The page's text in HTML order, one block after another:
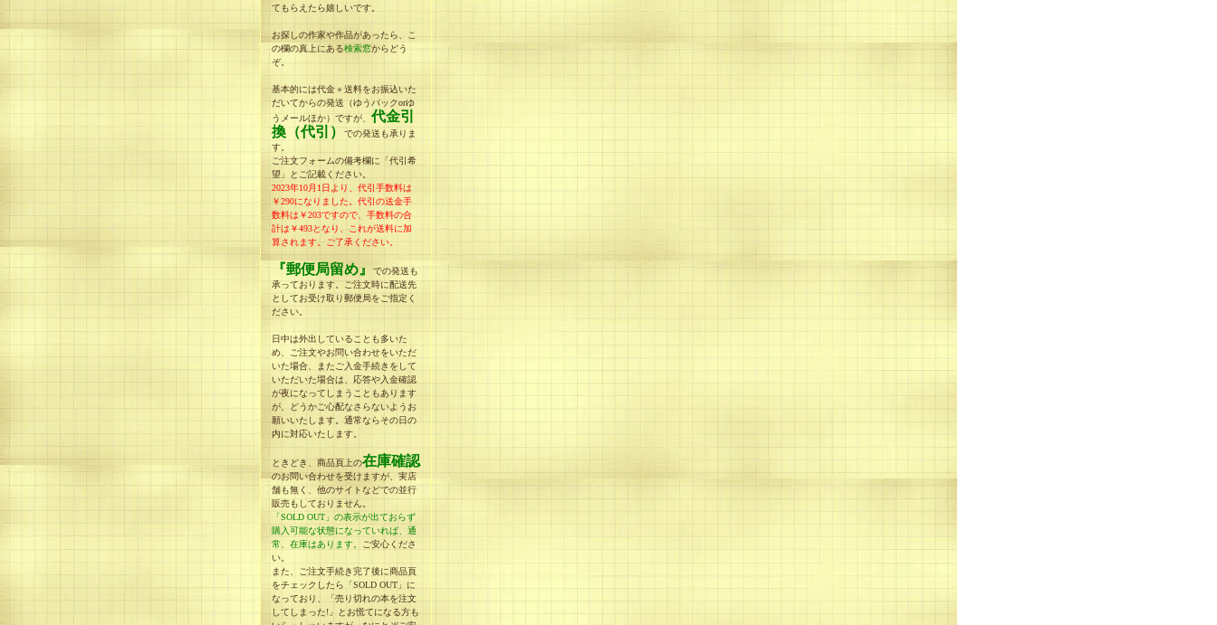
てもらえたら嬉しいです。
お探しの作家や作品があったら、こ
の欄の真上にある検索窓からどう
ぞ。
基本的には代金＋送料をお振込いた
だいてからの発送（ゆうパックorゆ
うメールほか）ですが、代金引
換（代引）
での発送も承りま
す。
ご注文フォームの備考欄に「代引希
望」とご記載ください。
2023年10月1日より、代引手数料は
￥290になりました。 代引の送金手
数料は￥203ですので、手数料の合
計は ￥493となり、これが送料に加
算されます。
ご了承ください。
『郵便局留め』
での発送も
承っております。ご注文時に配送先
としてお受け取り郵便局をご指定く
ださい。
日中は外出していることも多いた
め、ご注文やお問い合わせをいただ
いた場合、またご入金手続きをして
いただいた場合は、応答や入金確認
が夜になってしまうこともあります
が、どうかご心配なさらないようお
願いいたします。通常ならその日の
内に対応いたします。
ときどき、商品頁上の在庫確認
のお問い合わせを受けますが、実店
舗も無く、他のサイトなどでの並行
販売もしておりません。
「SOLD OUT」の表示が出ておらず
購入可能な状態になっていれば、通
常、在庫はあります。
ご安心くださ
い。
また、ご注文手続き完了後に商品頁
をチェックしたら「SOLD OUT」に
なっており、「売り切れの本を注文
してしまった!」とお慌てになる方も